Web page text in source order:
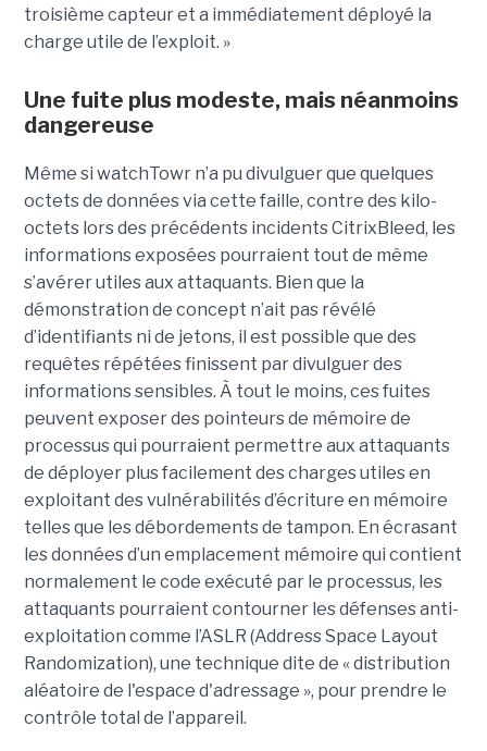
troisième capteur et a immédiatement déployé la
charge utile de l’exploit. »
Une fuite plus modeste, mais néanmoins
dangereuse
Même si watchTowr n’a pu divulguer que quelques
octets de données via cette faille, contre des kilo-
octets lors des précédents incidents CitrixBleed, les
informations exposées pourraient tout de même
s’avérer utiles aux attaquants. Bien que la
démonstration de concept n’ait pas révélé
d’identifiants ni de jetons, il est possible que des
requêtes répétées finissent par divulguer des
informations sensibles. À tout le moins, ces fuites
peuvent exposer des pointeurs de mémoire de
processus qui pourraient permettre aux attaquants
de déployer plus facilement des charges utiles en
exploitant des vulnérabilités d’écriture en mémoire
telles que les débordements de tampon. En écrasant
les données d’un emplacement mémoire qui contient
normalement le code exécuté par le processus, les
attaquants pourraient contourner les défenses anti-
exploitation comme l’ASLR (Address Space Layout
Randomization), une technique dite de « distribution
aléatoire de l'espace d'adressage », pour prendre le
contrôle total de l’appareil.